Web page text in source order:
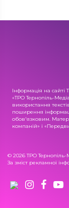
Інформація на сайті
«ТРО Тернопіль-
використання
поширення
обов'язковим.
компаній» і
© 2026 ТРО Тернопіль-
За зміст рекламної